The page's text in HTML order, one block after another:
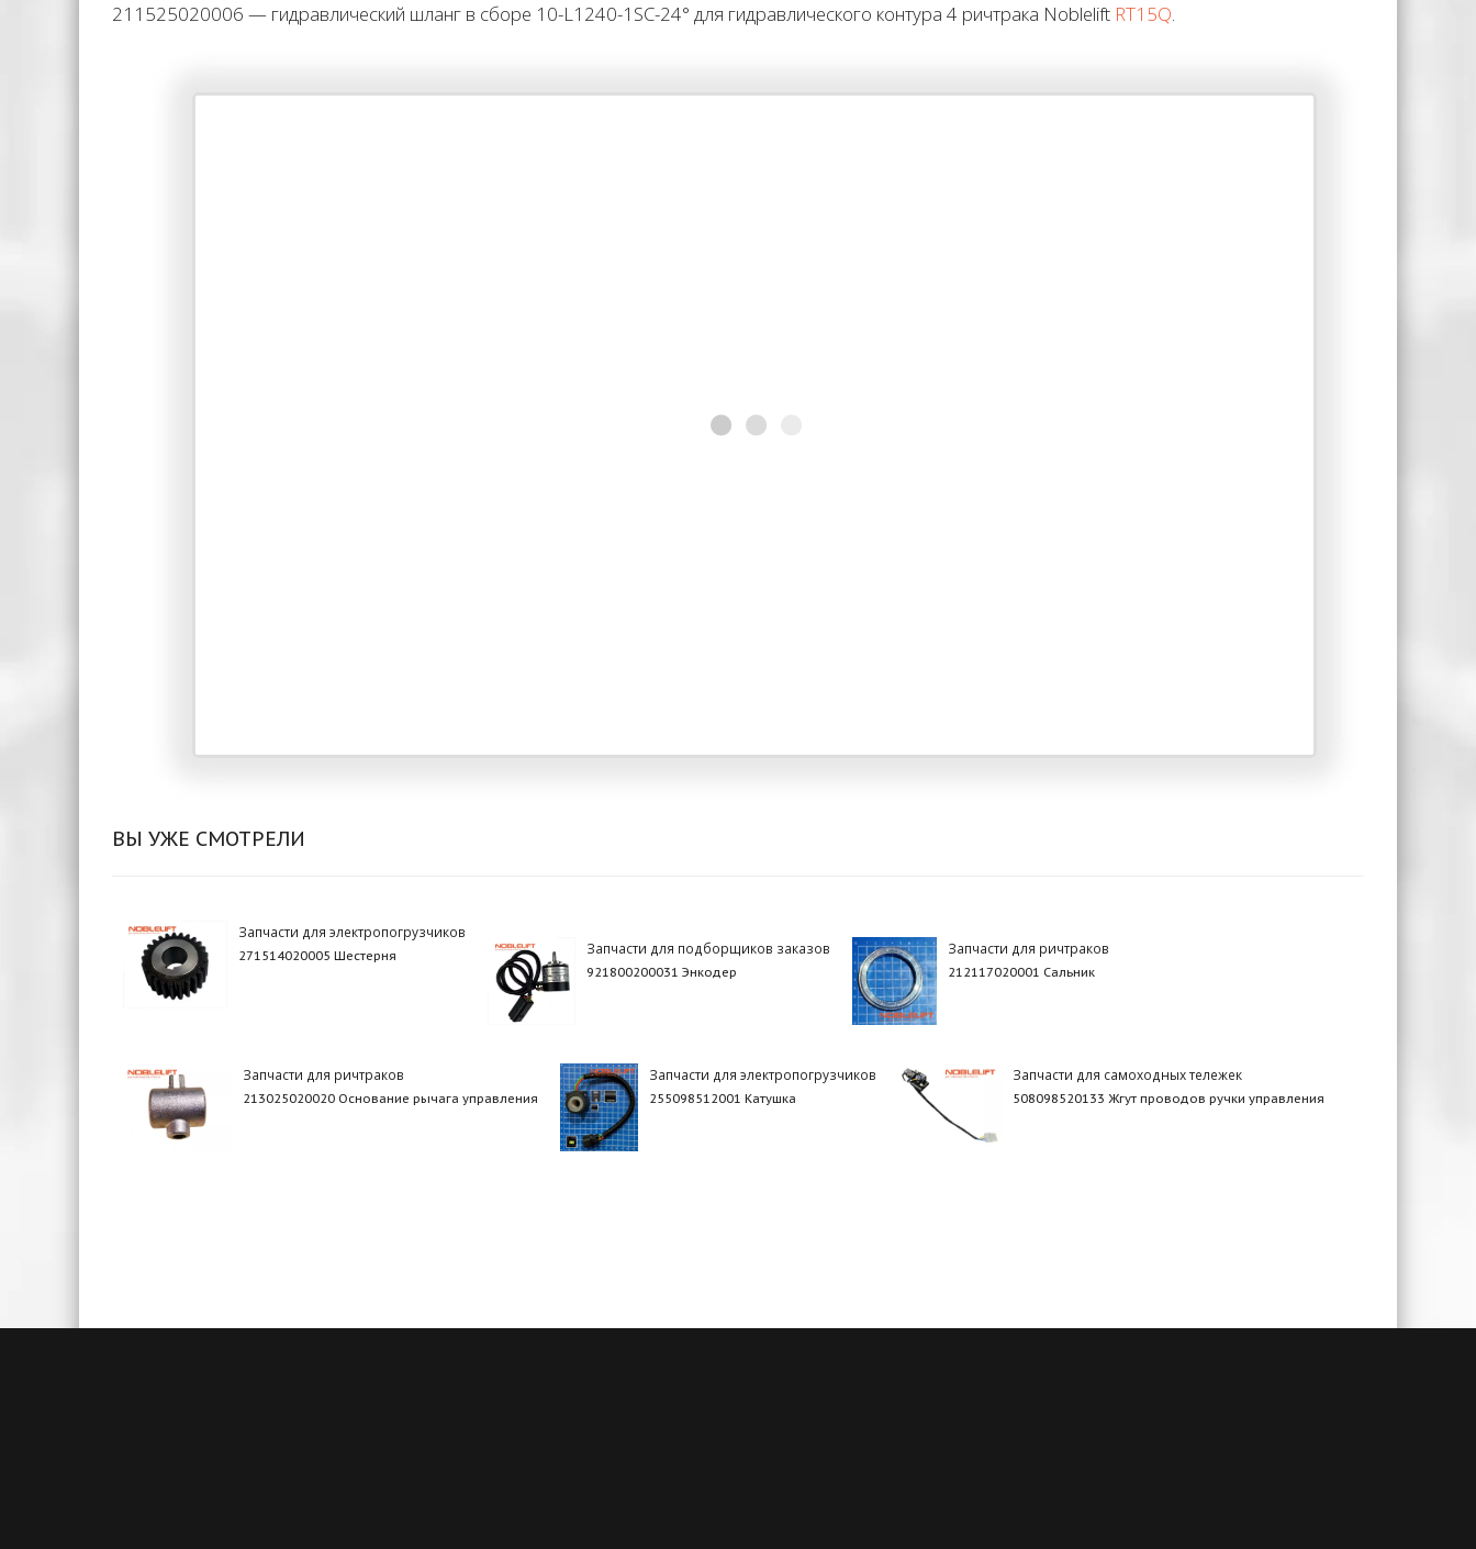
211525020006 — гидравлический шланг в сборе 10-L1240-1SC-24° для гидравлического контура 4 ричтрака Noblelift RT15Q.
ВЫ УЖЕ СМОТРЕЛИ
Запчасти для электропогрузчиков
271514020005 Шестерня Запчасти для подборщиков заказов
921800200031 Энкодер
Запчасти для ричтраков
212117020001 Сальник
Запчасти для ричтраков
213025020020 Основание рычага управления
Запчасти для электропогрузчиков
255098512001 Катушка
Запчасти для самоходных тележек
508098520133 Жгут проводов ручки управления